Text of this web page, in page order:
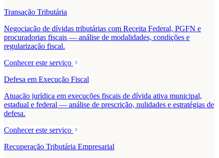
Transação Tributária
Negociação de dívidas tributárias com Receita Federal, PGFN e
procuradorias fiscais — análise de modalidades, condições e
regularização fiscal.
Conhecer este serviço
Defesa em Execução Fiscal
Atuação jurídica em execuções fiscais de dívida ativa municipal,
estadual e federal — análise de prescrição, nulidades e estratégias de
defesa.
Conhecer este serviço
Recuperação Tributária Empresarial